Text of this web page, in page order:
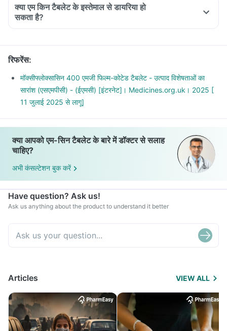
क्या एम किन टैबलेट के इस्तेमाल से डायरिया हो
सकता है?
Yes, the use of M Cin Tablet can cause diarrhoea along with
It is an antibiotic which kills both good and bad bacteria
when good bacteria present in the intestine gets killed, it
can cause diarrhoea. If you are experiencing severe
diarrhoea, talk to your doctor about it.
रिफरेंस:
मॉक्सीफ्लोक्सासिन 400 एमजी फिल्म-कोटेड टैबलेट - उत्पाद विशेषताओं का
सारांश (एसएमपीसी) - (ईएमसी) [इंटरनेट]। Medicines.org.uk। 2025 [
11 जुलाई 2025 से लागू]
क्या आपको एम-सिन टैबलेट के बारे में डॉक्टर से सलाह
चाहिए?
अभी कंसल्टेशन बुक करें
Have question? Ask us!
Ask us anything about the product to understand it better
Articles VIEW ALL